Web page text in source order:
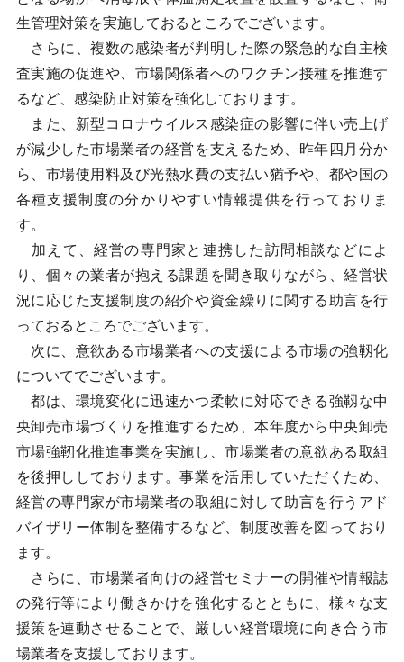
生管理対策を実施しておるところでございます。
さらに、複数の感染者が判明した際の緊急的な自主検
査実施の促進や、市場関係者へのワクチン接種を推進す
るなど、感染防止対策を強化しております。
また、新型コロナウイルス感染症の影響に伴い売上げ
が減少した市場業者の経営を支えるため、昨年四月分か
ら、市場使用料及び光熱水費の支払い猶予や、都や国の
各種支援制度の分かりやすい情報提供を行っておりま
す。
加えて、経営の専門家と連携した訪問相談などによ
り、個々の業者が抱える課題を聞き取りながら、経営状
況に応じた支援制度の紹介や資金繰りに関する助言を行
っておるところでございます。
次に、意欲ある市場業者への支援による市場の強靱化
についてでございます。
都は、環境変化に迅速かつ柔軟に対応できる強靱な中
央卸売市場づくりを推進するため、本年度から中央卸売
市場強靭化推進事業を実施し、市場業者の意欲ある取組
を後押ししております。事業を活用していただくため、
経営の専門家が市場業者の取組に対して助言を行うアド
バイザリー体制を整備するなど、制度改善を図っており
ます。
さらに、市場業者向けの経営セミナーの開催や情報誌
の発行等により働きかけを強化するとともに、様々な支
援策を連動させることで、厳しい経営環境に向き合う市
場業者を支援しております。